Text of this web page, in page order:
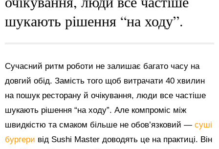
шукають рішення “на ходу”.
Сучасний ритм роботи не залишає багато часу на
довгий обід. Замість того щоб витрачати 40 хвилин
на пошук ресторану й очікування, люди все частіше
шукають рішення “на ходу”. Але компроміс між
швидкістю та смаком більше не обов’язковий — суші
бургери від Sushi Master доводять це на практиці. Він